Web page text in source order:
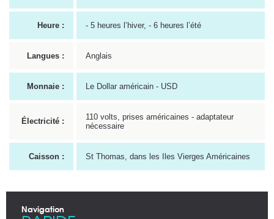
Heure : - 5 heures l’hiver, - 6 heures l’été
Langues : Anglais
Monnaie : Le Dollar américain - USD
Électricité :
110 volts, prises américaines - adaptateur
nécessaire
Caisson : St Thomas, dans les Iles Vierges Américaines
Navigation